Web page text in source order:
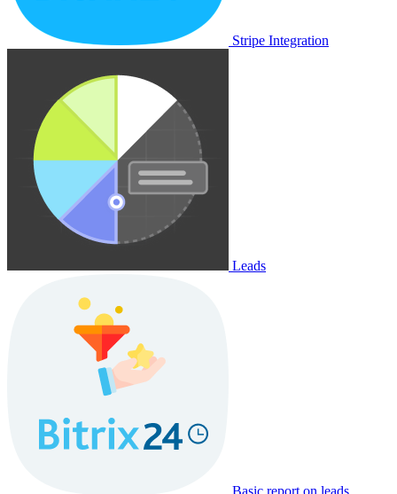
Stripe Integration
Leads
Basic report on leads